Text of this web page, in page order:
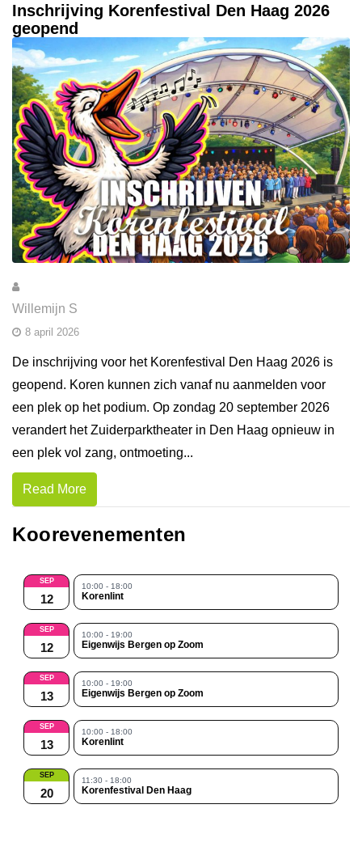
Inschrijving Korenfestival Den Haag 2026
geopend
Willemijn S
8 april 2026
De inschrijving voor het Korenfestival Den Haag 2026 is
geopend. Koren kunnen zich vanaf nu aanmelden voor
een plek op het podium. Op zondag 20 september 2026
verandert het Zuiderparktheater in Den Haag opnieuw in
een plek vol zang, ontmoeting...
Read More
Koorevenementen
SEP
12
10:00 - 18:00
Korenlint
SEP
12
10:00 - 19:00
Eigenwijs Bergen op Zoom
SEP
13
10:00 - 19:00
Eigenwijs Bergen op Zoom
SEP
13
10:00 - 18:00
Korenlint
SEP
20
11:30 - 18:00
Korenfestival Den Haag